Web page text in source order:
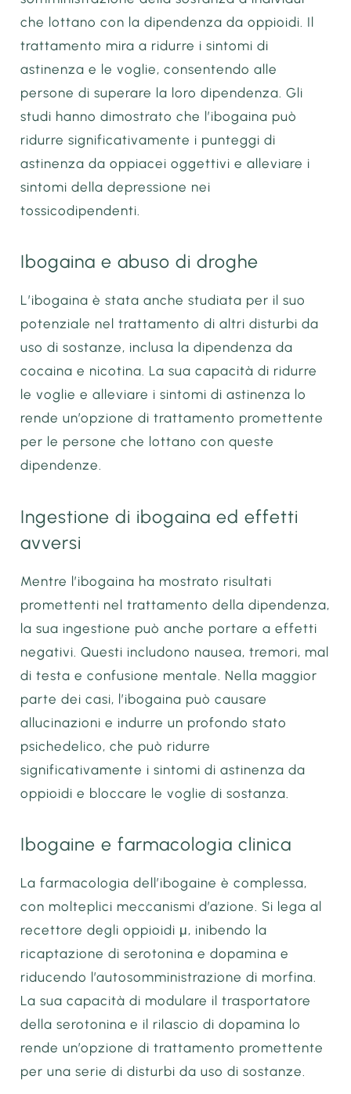
che lottano con la dipendenza da oppioidi. Il
trattamento mira a ridurre i sintomi di
astinenza e le voglie, consentendo alle
persone di superare la loro dipendenza. Gli
studi hanno dimostrato che l’ibogaina può
ridurre significativamente i punteggi di
astinenza da oppiacei oggettivi e alleviare i
sintomi della depressione nei
tossicodipendenti.
Ibogaina e abuso di droghe
L’ibogaina è stata anche studiata per il suo
potenziale nel trattamento di altri disturbi da
uso di sostanze, inclusa la dipendenza da
cocaina e nicotina. La sua capacità di ridurre
le voglie e alleviare i sintomi di astinenza lo
rende un’opzione di trattamento promettente
per le persone che lottano con queste
dipendenze.
Ingestione di ibogaina ed effetti
avversi
Mentre l’ibogaina ha mostrato risultati
promettenti nel trattamento della dipendenza,
la sua ingestione può anche portare a effetti
negativi. Questi includono nausea, tremori, mal
di testa e confusione mentale. Nella maggior
parte dei casi, l’ibogaina può causare
allucinazioni e indurre un profondo stato
psichedelico, che può ridurre
significativamente i sintomi di astinenza da
oppioidi e bloccare le voglie di sostanza.
Ibogaine e farmacologia clinica
La farmacologia dell’ibogaine è complessa,
con molteplici meccanismi d’azione. Si lega al
recettore degli oppioidi μ, inibendo la
ricaptazione di serotonina e dopamina e
riducendo l’autosomministrazione di morfina.
La sua capacità di modulare il trasportatore
della serotonina e il rilascio di dopamina lo
rende un’opzione di trattamento promettente
per una serie di disturbi da uso di sostanze.